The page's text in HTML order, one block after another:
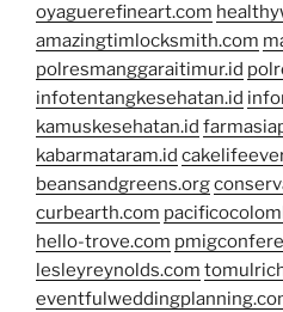
oyaguerefineart.com
amazingtimlocksmith.com
polresmanggaraitimur.id
infotentangkesehatan.id
kamuskesehatan.id
kabarmataram.id
beansandgreens.org
curbearth.com
hello-trove.com
lesleyreynolds.com